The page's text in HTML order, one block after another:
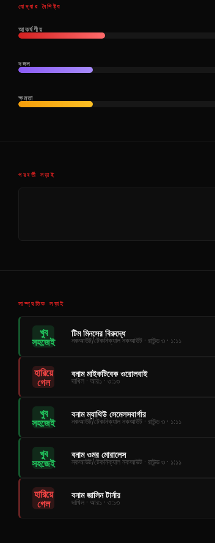
যোদ্ধার বৈশিষ্ট্য
আকর্ষণীয়
দঙ্গল
ক্ষমতা
পরবর্তী লড়াই
সাম্প্রতিক লড়াই
খুব
সহজেই
টিম মিনসের বিরুদ্ধে
নকআউট/টেকনিক্যাল নকআউট · রাউন্ড ৩ · ১:১১
হারিয়ে
গেল
বনাম মাইকটিবেক ওরোলবাই
দাখিল · আর১ · ৩:১৩
খুব
সহজেই
বনাম ম্যাথিউ সেমেলসবার্গার
নকআউট/টেকনিক্যাল নকআউট · রাউন্ড ৩ · ১:১১
খুব
সহজেই
বনাম ওমর মোরালেস
নকআউট/টেকনিক্যাল নকআউট · রাউন্ড ৩ · ১:১১
হারিয়ে
গেল
বনাম জালিন টার্নার
দাখিল · আর১ · ৩:১৩